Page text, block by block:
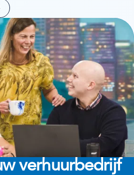
verhuurbedrijf